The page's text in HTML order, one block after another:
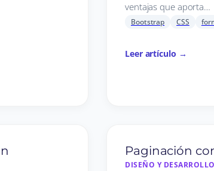
ventajas que aporta…
Bootstrap CSS
Leer artículo →
Paginación
DISEÑO Y